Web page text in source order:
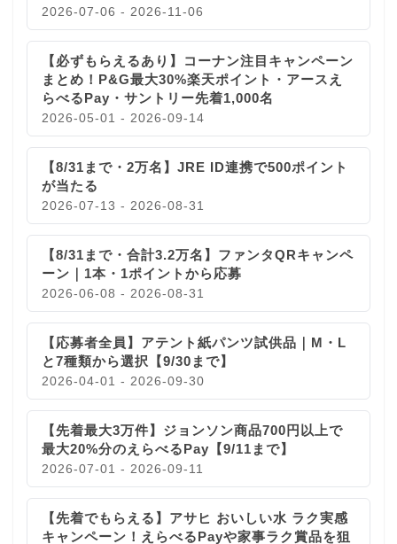
2026-07-06 - 2026-11-06
【必ずもらえるあり】コーナン注目キャンペーン
まとめ！P&G最大30%楽天ポイント・アースえ
らべるPay・サントリー先着1,000名
2026-05-01 - 2026-09-14
【8/31まで・2万名】JRE ID連携で500ポイント
が当たる
2026-07-13 - 2026-08-31
【8/31まで・合計3.2万名】ファンタQRキャンペ
ーン｜1本・1ポイントから応募
2026-06-08 - 2026-08-31
【応募者全員】アテント紙パンツ試供品｜M・L
と7種類から選択【9/30まで】
2026-04-01 - 2026-09-30
【先着最大3万件】ジョンソン商品700円以上で
最大20%分のえらべるPay【9/11まで】
2026-07-01 - 2026-09-11
【先着でもらえる】アサヒ おいしい水 ラク実感
キャンペーン！えらべるPayや家事ラク賞品を狙